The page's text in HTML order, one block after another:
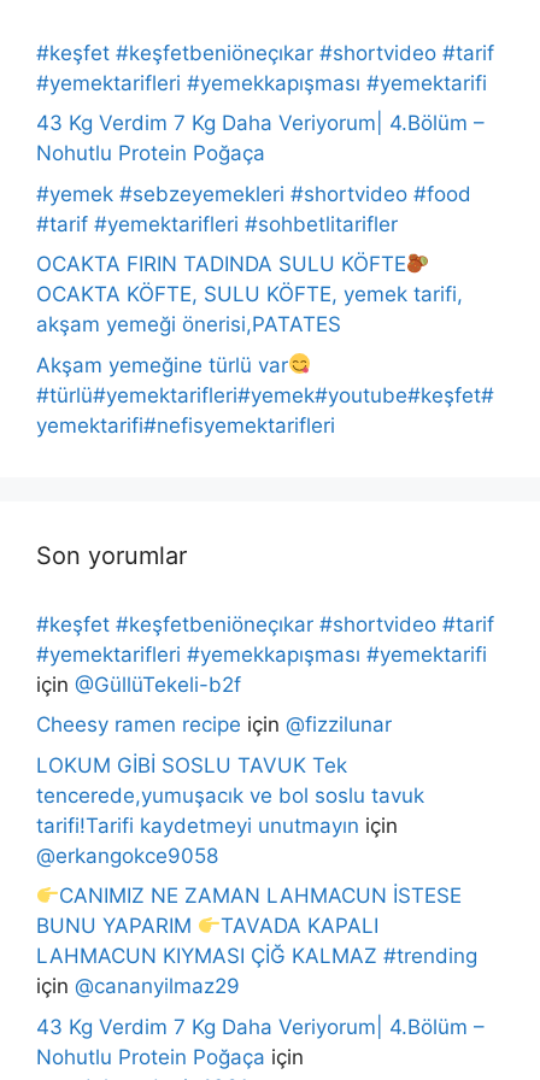
#keşfet #keşfetbeniöneçıkar #shortvideo #tarif
#yemektarifleri #yemekkapışması #yemektarifi
43 Kg Verdim 7 Kg Daha Veriyorum| 4.Bölüm –
Nohutlu Protein Poğaça
#yemek #sebzeyemekleri #shortvideo #food
#tarif #yemektarifleri #sohbetlitarifler
OCAKTA FIRIN TADINDA SULU KÖFTE
OCAKTA KÖFTE, SULU KÖFTE, yemek tarifi,
akşam yemeği önerisi,PATATES
Akşam yemeğine türlü var
#türlü#yemektarifleri#yemek#youtube#keşfet#
yemektarifi#nefisyemektarifleri
Son yorumlar
#keşfet #keşfetbeniöneçıkar #shortvideo #tarif
#yemektarifleri #yemekkapışması #yemektarifi
için @GüllüTekeli-b2f
Cheesy ramen recipe için @fizzilunar
LOKUM GİBİ SOSLU TAVUK Tek
tencerede,yumuşacık ve bol soslu tavuk
tarifi!Tarifi kaydetmeyi unutmayın için
@erkangokce9058
CANIMIZ NE ZAMAN LAHMACUN İSTESE
BUNU YAPARIM
TAVADA KAPALI
LAHMACUN KIYMASI ÇİĞ KALMAZ #trending
için @cananyilmaz29
43 Kg Verdim 7 Kg Daha Veriyorum| 4.Bölüm –
Nohutlu Protein Poğaça için